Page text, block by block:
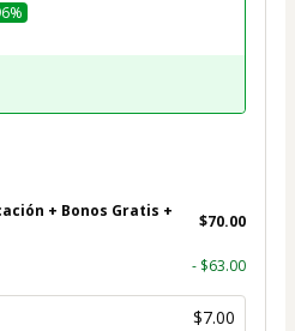
+ Bonos Gratis +
$70.00
- $63.00
$7.00